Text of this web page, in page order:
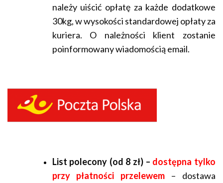
należy uiścić opłatę za każde dodatkowe
30kg, w wysokości standardowej opłaty za
kuriera. O należności klient zostanie
poinformowany wiadomością email.
List polecony (od 8 zł) – dostępna tylko
przy płatności przelewem – dostawa